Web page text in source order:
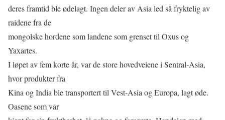
deres framtid ble ødelagt. Ingen deler av Asia led så fryktelig av
raidene fra de
mongolske hordene som landene som grenset til Oxus og
Yaxartes.
I løpet av fem korte år, var de store hovedveiene i Sentral-Asia,
hvor produkter fra
Kina og India ble transportert til Vest-Asia og Europa, lagt øde.
Oasene som var